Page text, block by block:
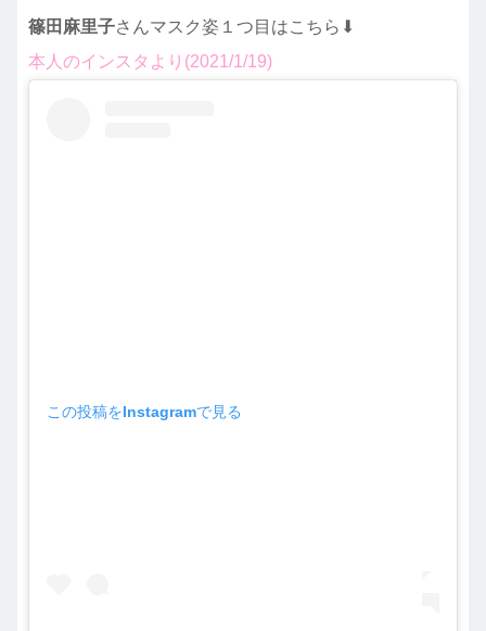
篠田麻里子さんマスク姿１つ目はこちら⬇︎
本人のインスタより(2021/1/19)
この投稿をInstagramで見る